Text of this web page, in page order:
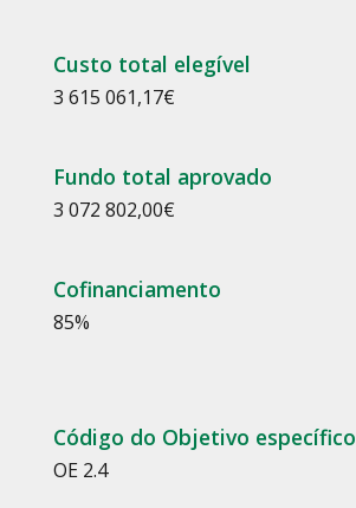
Custo total elegível
3 615 061,17€
Fundo total aprovado
3 072 802,00€
Cofinanciamento
85%
Código do Objetivo específico
OE 2.4